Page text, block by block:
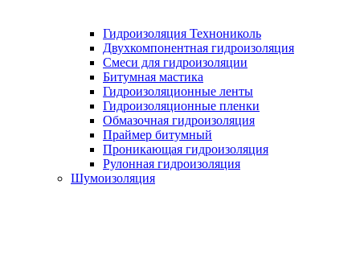
Гидроизоляция Технониколь
Двухкомпонентная гидроизоляция
Смеси для гидроизоляции
Битумная мастика
Гидроизоляционные ленты
Гидроизоляционные пленки
Обмазочная гидроизоляция
Праймер битумный
Проникающая гидроизоляция
Рулонная гидроизоляция
Шумоизоляция